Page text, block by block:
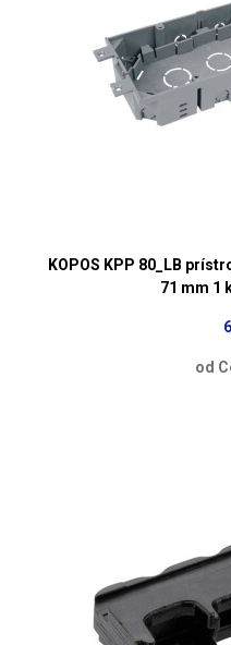
KOPOS KPP 80_LB
71 mm 1
od